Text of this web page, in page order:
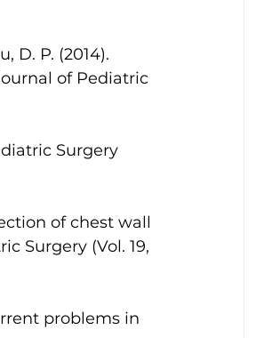
D. P. (2014).
of Pediatric
Surgery
of chest wall
Surgery (Vol. 19,
problems in